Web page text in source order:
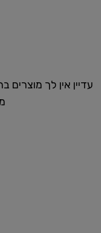
עדיין אין לך